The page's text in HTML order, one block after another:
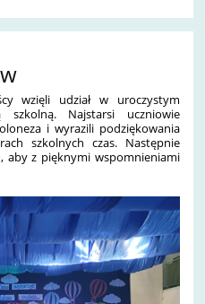
wzięli udział w uroczystym
szkolną. Najstarsi uczniowie
i wyrazili podziękowania
szkolnych czas. Następnie
aby z pięknymi wspomnieniami